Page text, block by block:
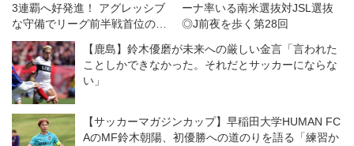
3連覇へ好発進！ アグレッシブ
な守備でリーグ前半戦首位の
INAC神戸を下す◎WEリーグク
ラシエカップ
ーナ率いる南米選抜対JSL選抜
◎J前夜を歩く第28回
【鹿島】鈴木優磨が未来への厳しい金言「言われた
ことしかできなかった。それだとサッカーにならな
い」
【サッカーマガジンカップ】早稲田大学HUMAN FC
AのMF鈴木朝陽、初優勝への道のりを語る「練習か